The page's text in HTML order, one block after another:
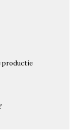
productie